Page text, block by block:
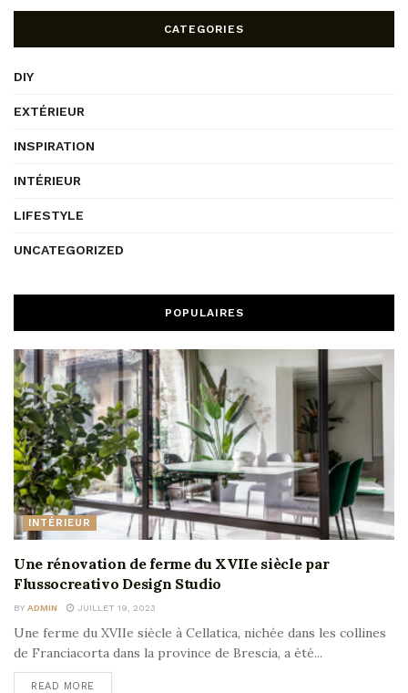
CATEGORIES
DIY
EXTÉRIEUR
INSPIRATION
INTÉRIEUR
LIFESTYLE
UNCATEGORIZED
POPULAIRES
INTÉRIEUR
Une rénovation de ferme du XVIIe siècle par
Flussocreativo Design Studio
BY ADMIN JUILLET 19, 2023
Une ferme du XVIIe siècle à Cellatica, nichée dans les collines
de Franciacorta dans la province de Brescia, a été...
READ MORE